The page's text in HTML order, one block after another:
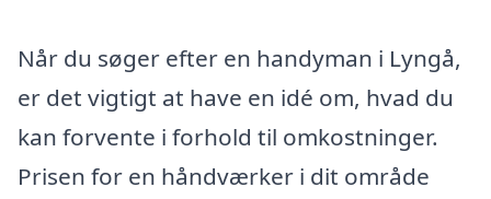
Når du søger efter en handyman i Lyngå,
er det vigtigt at have en idé om, hvad du
kan forvente i forhold til omkostninger.
Prisen for en håndværker i dit område